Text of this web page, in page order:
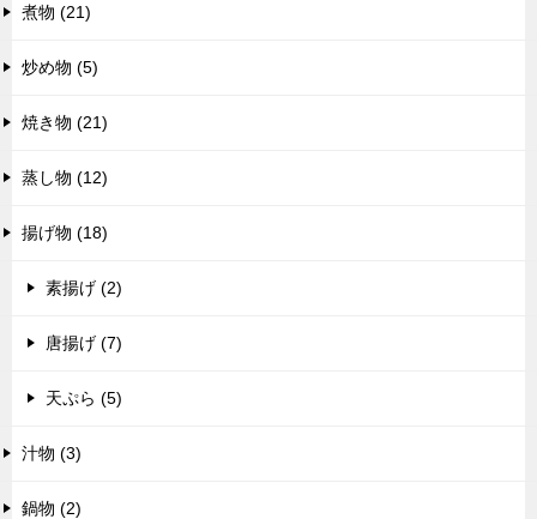
煮物 (21)
炒め物 (5)
焼き物 (21)
蒸し物 (12)
揚げ物 (18)
素揚げ (2)
唐揚げ (7)
天ぷら (5)
汁物 (3)
鍋物 (2)